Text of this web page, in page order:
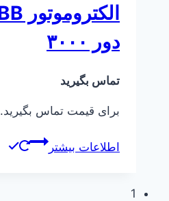
دور ۳۰۰۰
تماس بگیرید
برای قیمت تماس بگیرید.
اطلاعات بیشتر
1